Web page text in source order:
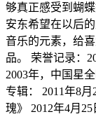
够真正感受到蝴
安东希望在以后
音乐的元素，给
品。 荣誉记录：
2003年，中国星
专辑： 2011年8
瑰》 2012年4月25